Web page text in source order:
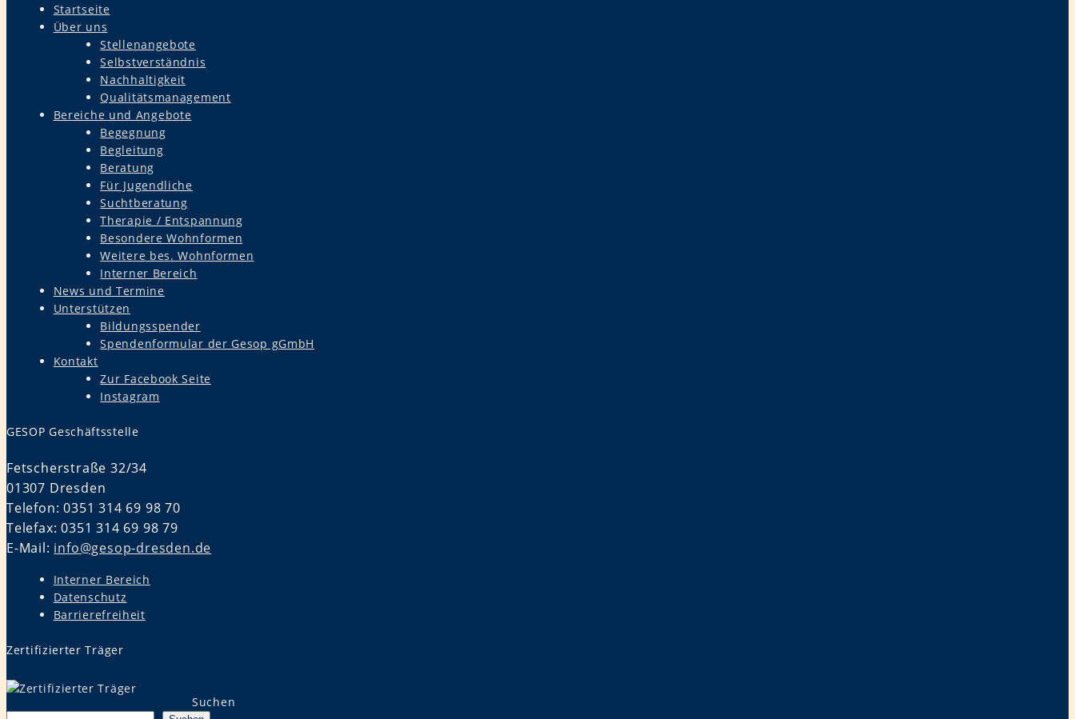
Startseite
Über uns
Stellenangebote
Selbstverständnis
Nachhaltigkeit
Qualitätsmanagement
Bereiche und Angebote
Begegnung
Begleitung
Beratung
Für Jugendliche
Suchtberatung
Therapie / Entspannung
Besondere Wohnformen
Weitere bes. Wohnformen
Interner Bereich
News und Termine
Unterstützen
Bildungsspender
Spendenformular der Gesop gGmbH
Kontakt
Zur Facebook Seite
Instagram
GESOP Geschäftsstelle
Fetscherstraße 32/34
01307 Dresden
Telefon: 0351 314 69 98 70
Telefax: 0351 314 69 98 79
E-Mail: info@gesop-dresden.de
Interner Bereich
Datenschutz
Barrierefreiheit
Zertifizierter Träger
Suchen